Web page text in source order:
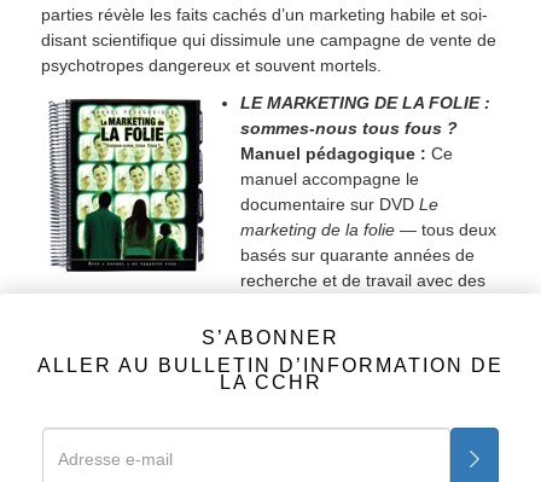
parties révèle les faits cachés d’un marketing habile et soi-
disant scientifique qui dissimule une campagne de vente de
psychotropes dangereux et souvent mortels.
LE MARKETING DE LA FOLIE :
sommes-nous tous fous ?
Manuel pédagogique : Ce
manuel accompagne le
documentaire sur DVDLe
marketing de la folie — tous deux
basés sur quarante années de
recherche et de travail avec des
la participation des salles de classe, cette brochure explique
comment l’industrie psycho-pharmaceutique s’est introduite
dans nos foyers, nos écoles et nos entreprises, persuadant
leurs problèmes est de recourir à des drogues dangereuses.
Les séminaires sont centrés autour du documentaire de
S’ABONNER
ALLER AU BULLETIN D’INFORMATION DE
LA CCHR